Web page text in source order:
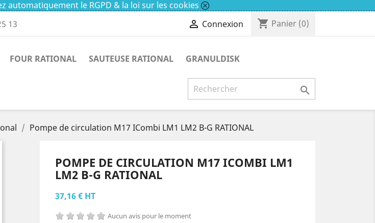
automatiquement le RGPD & la loi sur les cookies
13  Connexion shopping_cart Panier (0)
FOUR RATIONAL SAUTEUSE RATIONAL GRANULDISK

Pompe de circulation M17 ICombi LM1 LM2 B-G RATIONAL
POMPE DE CIRCULATION M17 ICOMBI LM1
LM2 B-G RATIONAL
37,16 € HT
Aucun avis pour le moment